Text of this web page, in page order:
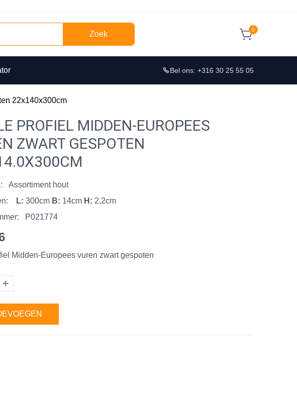
Zoek 0
Bel ons: +316 30 25 55 05
22x140x300cm
PROFIEL MIDDEN-EUROPEES
ZWART GESPOTEN
Assortiment hout
L: 300cm B: 14cm H: 2,2cm
P021774
Midden-Europees vuren zwart gespoten